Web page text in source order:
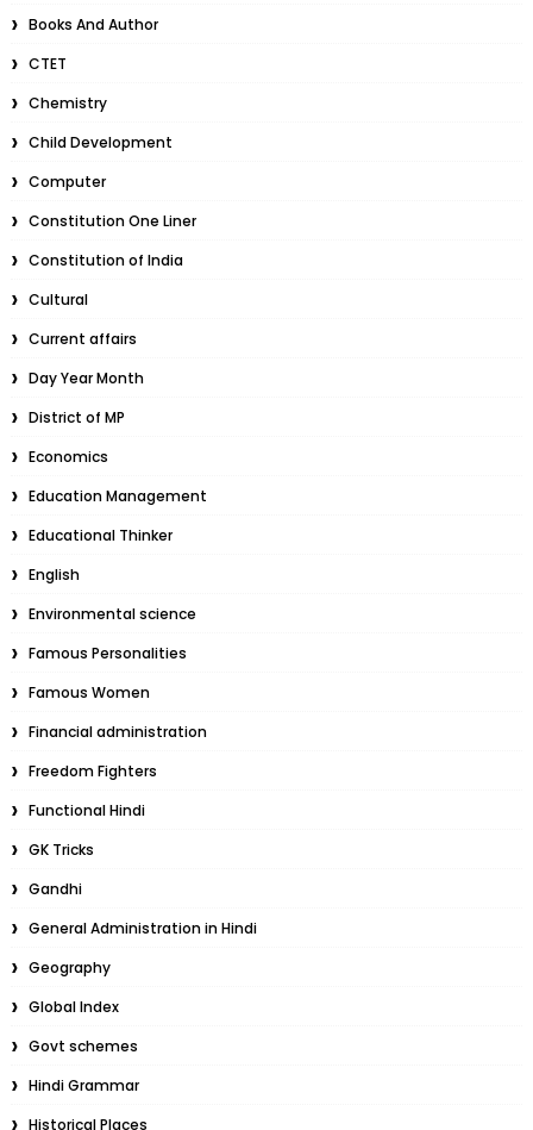
Books And Author
CTET
Chemistry
Child Development
Computer
Constitution One Liner
Constitution of India
Cultural
Current affairs
Day Year Month
District of MP
Economics
Education Management
Educational Thinker
English
Environmental science
Famous Personalities
Famous Women
Financial administration
Freedom Fighters
Functional Hindi
GK Tricks
Gandhi
General Administration in Hindi
Geography
Global Index
Govt schemes
Hindi Grammar
Historical Places